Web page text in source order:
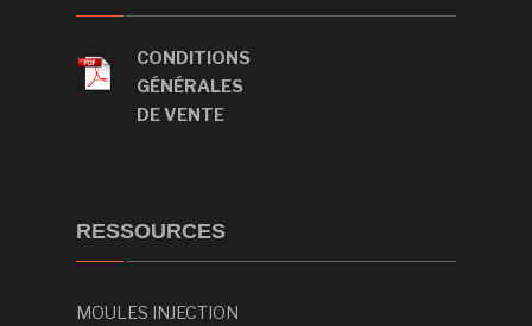
CONDITIONS
GÉNÉRALES
DE VENTE
RESSOURCES
MOULES INJECTION